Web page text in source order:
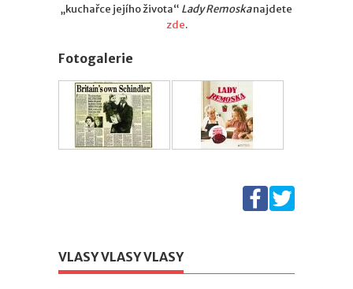
„kuchařce jejího života“ Lady Remoskanajdete
zde.
Fotogalerie
VLASY VLASY VLASY